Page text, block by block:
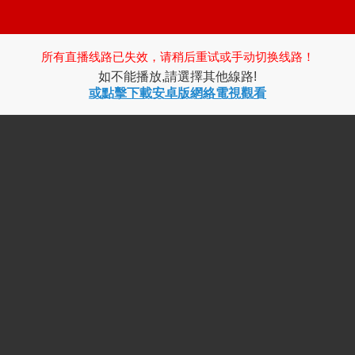
所有直播线路已失效，请稍后重试或手动切换线路！
如不能播放,請選擇其他線路!
或點擊下載安卓版網絡電視觀看